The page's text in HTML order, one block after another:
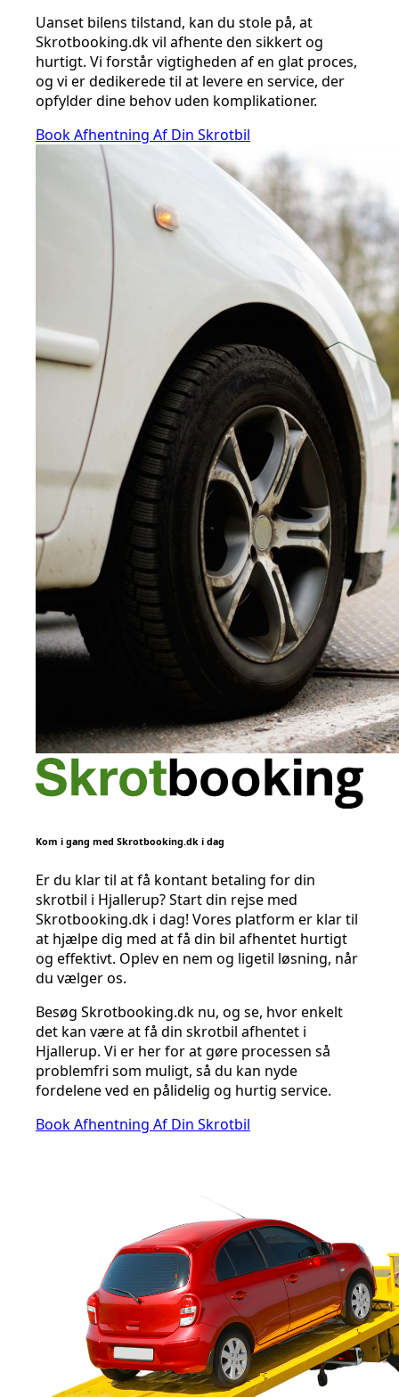
Uanset bilens tilstand, kan du stole på, at
Skrotbooking.dk vil afhente den sikkert og
hurtigt. Vi forstår vigtigheden af en glat proces,
og vi er dedikerede til at levere en service, der
opfylder dine behov uden komplikationer.
Book Afhentning Af Din Skrotbil
Kom i gang med Skrotbooking.dk i dag
Er du klar til at få kontant betaling for din
skrotbil i Hjallerup? Start din rejse med
Skrotbooking.dk i dag! Vores platform er klar til
at hjælpe dig med at få din bil afhentet hurtigt
og effektivt. Oplev en nem og ligetil løsning, når
du vælger os.
Besøg Skrotbooking.dk nu, og se, hvor enkelt
det kan være at få din skrotbil afhentet i
Hjallerup. Vi er her for at gøre processen så
problemfri som muligt, så du kan nyde
fordelene ved en pålidelig og hurtig service.
Book Afhentning Af Din Skrotbil